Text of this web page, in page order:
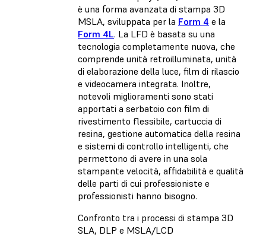
è una forma avanzata di stampa 3D
MSLA, sviluppata per la Form 4 e la
Form 4L. La LFD è basata su una
tecnologia completamente nuova, che
comprende unità retroilluminata, unità
di elaborazione della luce, film di rilascio
e videocamera integrata. Inoltre,
notevoli miglioramenti sono stati
apportati a serbatoio con film di
rivestimento flessibile, cartuccia di
resina, gestione automatica della resina
e sistemi di controllo intelligenti, che
permettono di avere in una sola
stampante velocità, affidabilità e qualità
delle parti di cui professioniste e
professionisti hanno bisogno.
Confronto tra i processi di stampa 3D
SLA, DLP e MSLA/LCD